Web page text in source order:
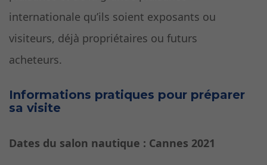
internationale qu’ils soient exposants ou
visiteurs, déjà propriétaires ou futurs
acheteurs.
Informations pratiques pour préparer
sa visite
Dates du salon nautique : Cannes 2021